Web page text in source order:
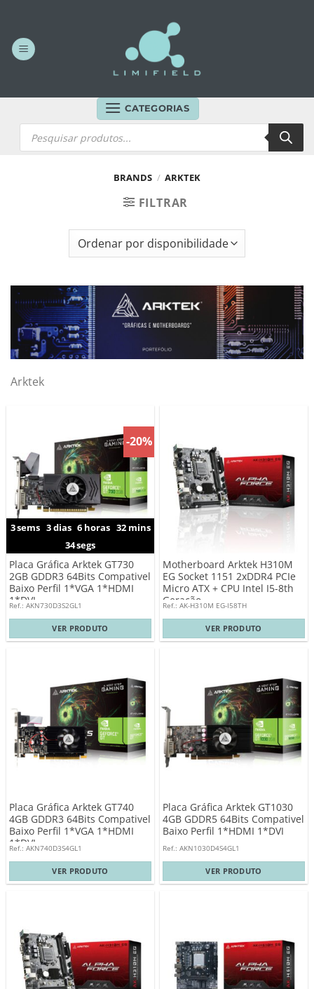
content
CATEGORIAS
Products
search
BRANDS / ARKTEK
FILTRAR
Arktek
-20%
3sems 3dias 6 horas 32 mins
33segs
Placa Gráfica Arktek GT730
2GB GDDR3 64Bits Compativel
Baixo Perfil 1*VGA 1*HDMI
1*DVI
Ref.: AKN730D3S2GL1
VER PRODUTO
Motherboard Arktek H310M
EG Socket 1151 2xDDR4 PCIe
Micro ATX + CPU Intel I5-8th
Geração
Ref.: AK-H310M EG-I58TH
VER PRODUTO
Placa Gráfica Arktek GT740
4GB GDDR3 64Bits Compativel
Baixo Perfil 1*VGA 1*HDMI
1*DVI
Ref.: AKN740D3S4GL1
VER PRODUTO
Placa Gráfica Arktek GT1030
4GB GDDR5 64Bits Compativel
Baixo Perfil 1*HDMI 1*DVI
Ref.: AKN1030D4S4GL1
VER PRODUTO